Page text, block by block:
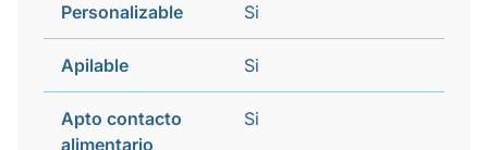
Personalizable Si
Apilable Si
Apto contacto
alimentario
Si